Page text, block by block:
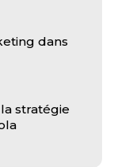
dans
stratégie